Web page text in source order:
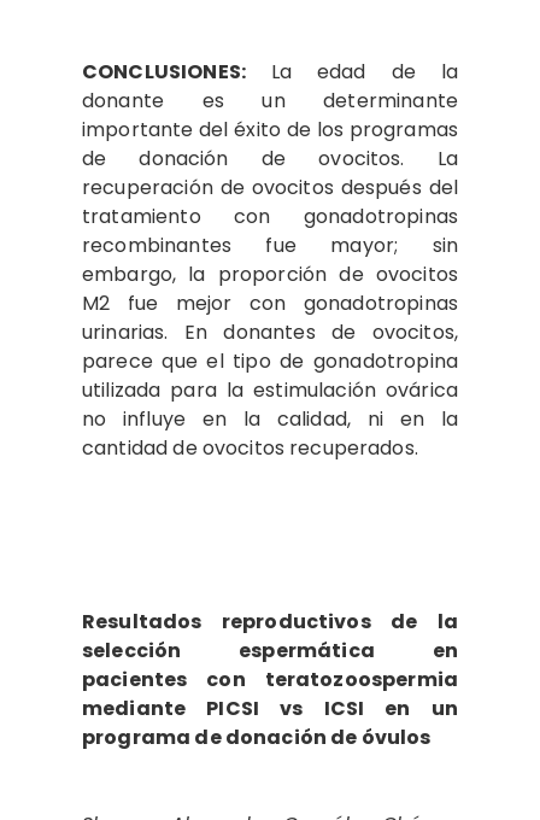
CONCLUSIONES:La edad de la
donante es un determinante
importante del éxito de los programas
de donación de ovocitos. La
recuperación de ovocitos después del
tratamiento con gonadotropinas
recombinantes fue mayor; sin
embargo, la proporción de ovocitos
M2 fue mejor con gonadotropinas
urinarias. En donantes de ovocitos,
parece que el tipo de gonadotropina
utilizada para la estimulación ovárica
no influye en la calidad, ni en la
cantidad de ovocitos recuperados.
Resultados reproductivos de la
selección espermática en
pacientes con teratozoospermia
mediante PICSI vs ICSI en un
programa de donación de óvulos